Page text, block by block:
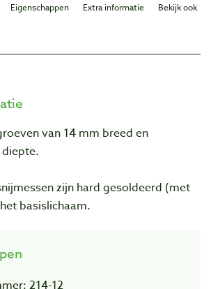
Eigenschappen Extra informatie Bekijk ook
van 14 mm breed en
zijn hard gesoldeerd (met
basislichaam.
214-12